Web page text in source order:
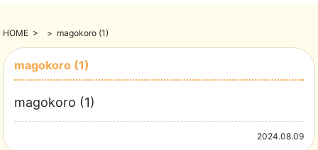
HOME > > magokoro (1)
magokoro (1)
magokoro (1)
2024.08.09